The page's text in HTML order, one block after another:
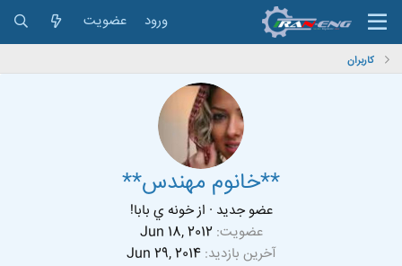
ورود عضویت
کاربران
**خانوم مهندس**
عضو جدید · ازخونه ي بابا!
عضویت Jun 18, 2012
آخرین بازدید Jun 29, 2014